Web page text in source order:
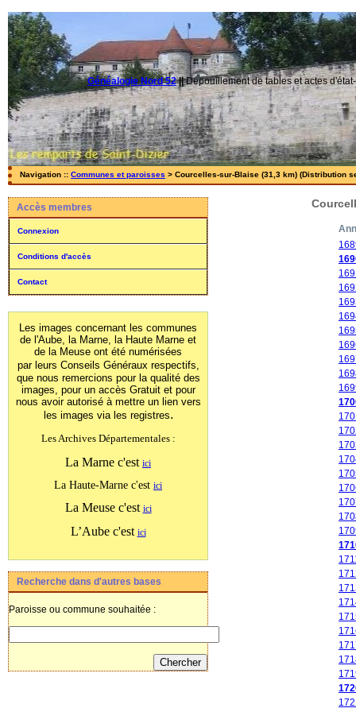
Généalogie Nord 52||Dépouillement de tables et actes
Navigation :: Communes et paroisses > Courcelles-sur-Blaise (31,3 km) (Distribution
Accès membres
Connexion
Conditions d'accès
Contact
Les images concernant les communes
de l'Aube, la Marne, la Haute Marne et
de la Meuse ont été numérisées
par leurs Conseils Généraux respectifs,
que nous remercions pour la qualité des
images, pour un accès Gratuit et pour
nous avoir autorisé à mettre un lien vers
les images via les registres.
Les Archives Départementales :
La Marne c'est ici
La Haute-Marne c'est ici
La Meuse c'est ici
L’Aube c'est ici
Recherche dans d'autres bases
Paroisse ou commune souhaitée :